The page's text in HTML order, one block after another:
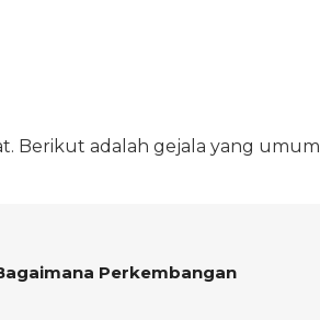
Berikut adalah gejala yang umum
Perkembangan